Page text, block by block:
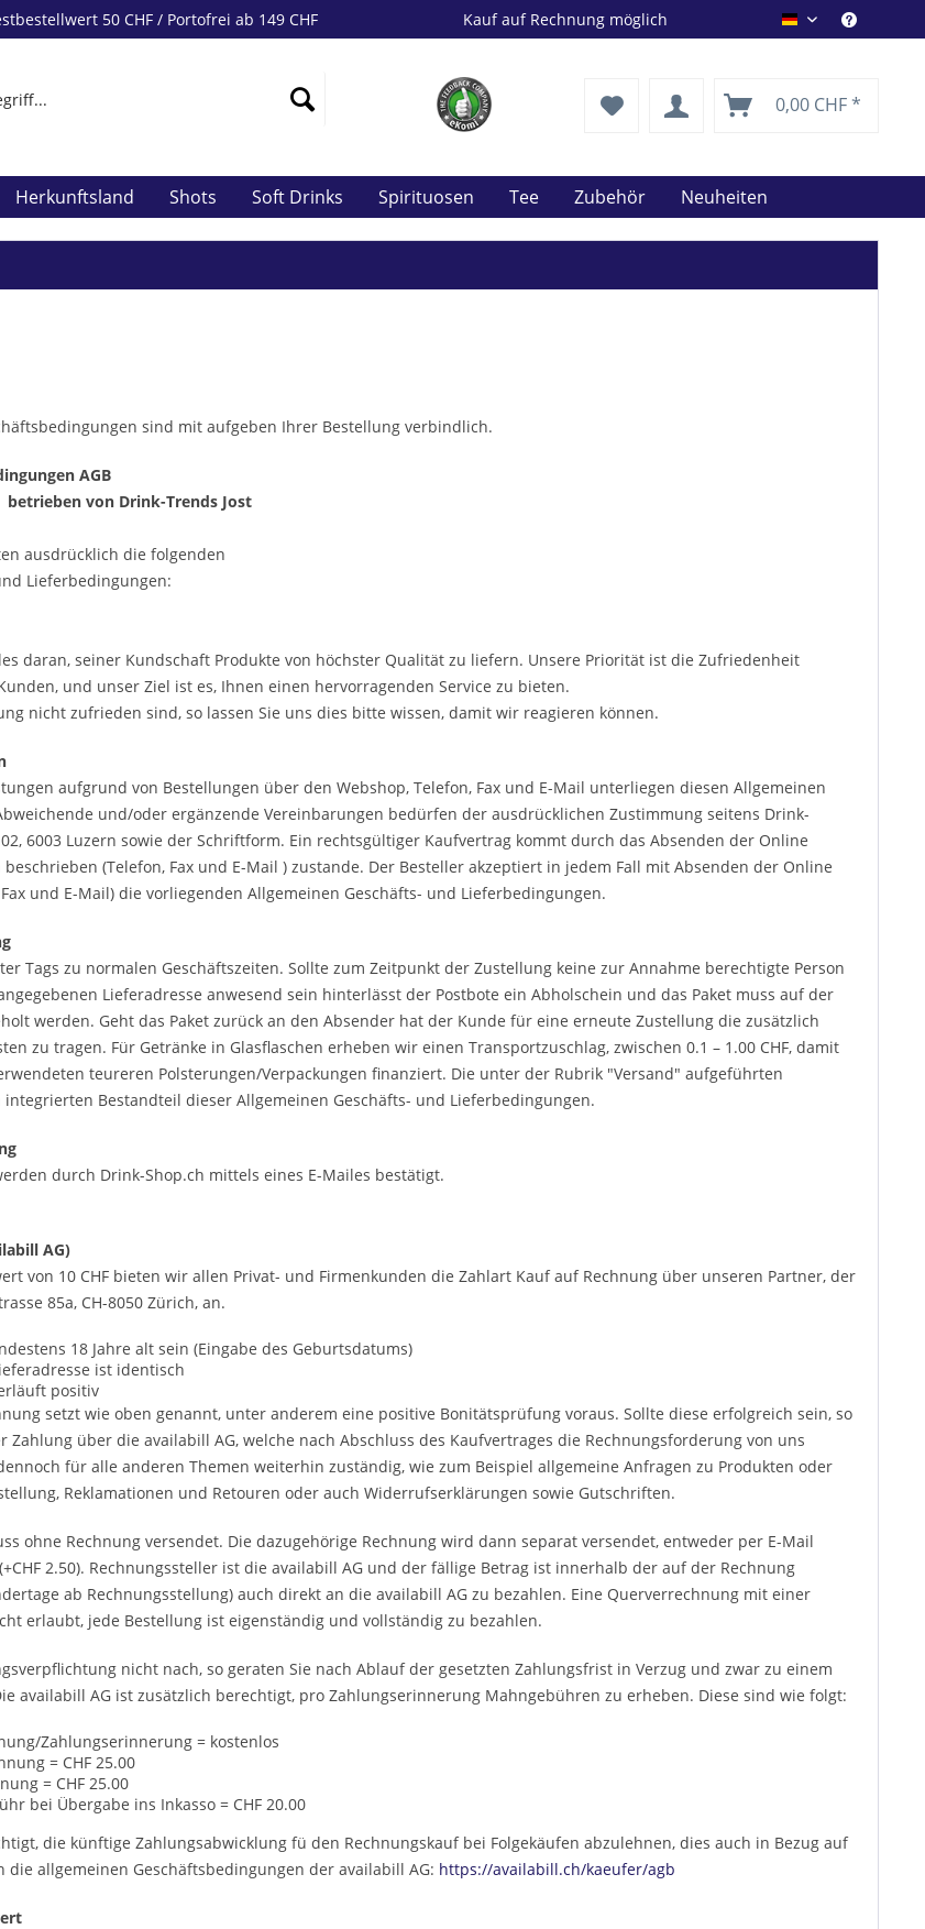
50 CHF / Portofrei ab 149 CHF Kauf auf Rechnung möglich Drink Shop DE
0,00 CHF *
Herkunftsland Shots Soft Drinks Spirituosen Tee Zubehör Neuheiten
sind mit aufgeben Ihrer Bestellung verbindlich.
AGB
betrieben von Drink-Trends Jost
ausdrücklich die folgenden
Lieferbedingungen:
daran, seiner Kundschaft Produkte von höchster Qualität zu liefern. Unsere Priorität ist die Zufriedenheit
und unser Ziel ist es, Ihnen einen hervorragenden Service zu bieten.
nicht zufrieden sind, so lassen Sie uns dies bitte wissen, damit wir reagieren können.
aufgrund von Bestellungen über den Webshop, Telefon, Fax und E-Mail unterliegen diesen Allgemeinen
und/oder ergänzende Vereinbarungen bedürfen der ausdrücklichen Zustimmung seitens Drink-
6003 Luzern sowie der Schriftform. Ein rechtsgültiger Kaufvertrag kommt durch das Absenden der Online
(Telefon, Fax und E-Mail ) zustande. Der Besteller akzeptiert in jedem Fall mit Absenden der Online
und E-Mail) die vorliegenden Allgemeinen Geschäfts- und Lieferbedingungen.
Tags zu normalen Geschäftszeiten. Sollte zum Zeitpunkt der Zustellung keine zur Annahme berechtigte Person
Lieferadresse anwesend sein hinterlässt der Postbote ein Abholschein und das Paket muss auf der
werden. Geht das Paket zurück an den Absender hat der Kunde für eine erneute Zustellung die zusätzlich
zu tragen. Für Getränke in Glasflaschen erheben wir einen Transportzuschlag, zwischen 0.1 – 1.00 CHF, damit
teureren Polsterungen/Verpackungen finanziert. Die unter der Rubrik "Versand" aufgeführten
Bestandteil dieser Allgemeinen Geschäfts- und Lieferbedingungen.
durch Drink-Shop.ch mittels eines E-Mailes bestätigt.
AG)
von 10 CHF bieten wir allen Privat- und Firmenkunden die Zahlart Kauf auf Rechnung über unseren Partner, der
85a, CH-8050 Zürich, an.
18 Jahre alt sein (Eingabe des Geburtsdatums)
ist identisch
positiv
setzt wie oben genannt, unter anderem eine positive Bonitätsprüfung voraus. Sollte diese erfolgreich sein, so
Zahlung über die availabill AG, welche nach Abschluss des Kaufvertrages die Rechnungsforderung von uns
für alle anderen Themen weiterhin zuständig, wie zum Beispiel allgemeine Anfragen zu Produkten oder
Reklamationen und Retouren oder auch Widerrufserklärungen sowie Gutschriften.
ohne Rechnung versendet. Die dazugehörige Rechnung wird dann separat versendet, entweder per E-Mail
2.50). Rechnungssteller ist die availabill AG und der fällige Betrag ist innerhalb der auf der Rechnung
ab Rechnungsstellung) auch direkt an die availabill AG zu bezahlen. Eine Querverrechnung mit einer
erlaubt, jede Bestellung ist eigenständig und vollständig zu bezahlen.
nicht nach, so geraten Sie nach Ablauf der gesetzten Zahlungsfrist in Verzug und zwar zu einem
availabill AG ist zusätzlich berechtigt, pro Zahlungserinnerung Mahngebühren zu erheben. Diese sind wie folgt:
Zahlungserinnerung = kostenlos
= CHF 25.00
= CHF 25.00
bei Übergabe ins Inkasso = CHF 20.00
die künftige Zahlungsabwicklung fü den Rechnungskauf bei Folgekäufen abzulehnen, dies auch in Bezug auf
die allgemeinen Geschäftsbedingungen der availabill AG: https://availabill.ch/kaeufer/agb